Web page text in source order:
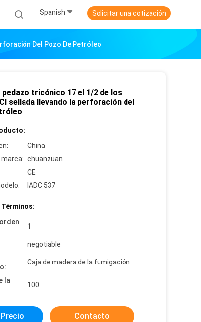
Spanish Solicitar una cotización
Del Pozo De Petróleo
pedazo tricónico 17 el 1/2 de los
sellada llevando la perforación del
China
marca: chuanzuan
CE
IADC 537
Términos:
1
negotiable
Caja de madera de la fumigación
la
100
Contacto